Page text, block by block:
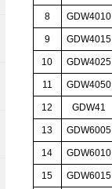
8 GDW4010
9 GDW4015
10 GDW4025
11 GDW4050
12 GDW41
13 GDW6005
14 GDW6010
15 GDW6015